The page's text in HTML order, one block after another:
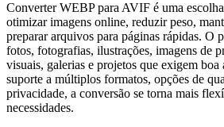
Converter WEBP para AVIF é uma
otimizar imagens online, reduzir peso,
preparar arquivos para páginas rápidas. O
fotos, fotografias, ilustrações, imagens de
visuais, galerias e projetos que exigem boa
suporte a múltiplos formatos, opções de
privacidade, a conversão se torna mais
necessidades.